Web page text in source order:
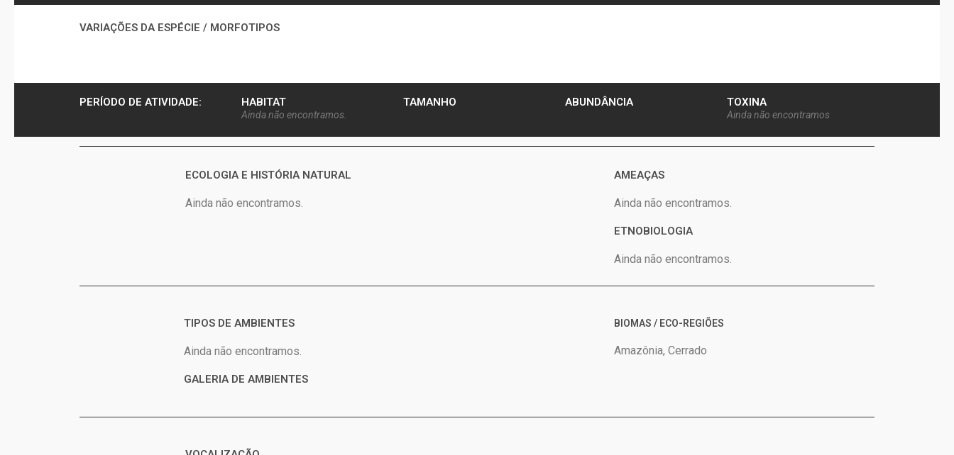
VARIAÇÕES DA ESPÉCIE / MORFOTIPOS
PERÍODO DE ATIVIDADE: HABITAT
Ainda não encontramos.
TAMANHO ABUNDÂNCIA TOXINA
Ainda não encontramos
ECOLOGIA E HISTÓRIA NATURAL
Ainda não encontramos.
AMEAÇAS
Ainda não encontramos.
ETNOBIOLOGIA
Ainda não encontramos.
TIPOS DE AMBIENTES
Ainda não encontramos.
GALERIA DE AMBIENTES
BIOMAS / ECO-REGIÕES
Amazônia, Cerrado